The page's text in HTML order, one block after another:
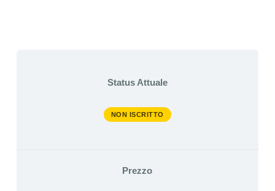
Status Attuale
NON ISCRITTO
Prezzo